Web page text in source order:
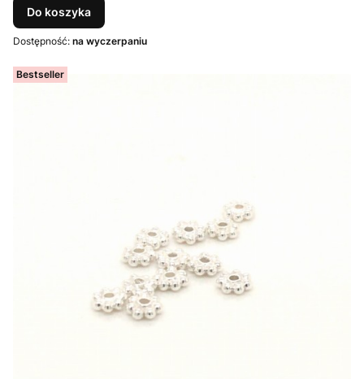
Do koszyka
Dostępność: na wyczerpaniu
Bestseller